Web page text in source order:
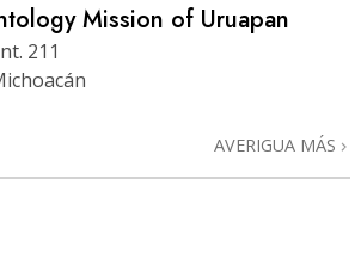
Mission of Uruapan
211
AVERIGUA MÁS